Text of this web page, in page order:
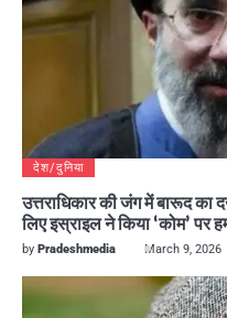
देश/दुनिया
उत्तराधिकार की जंग में बारूद
लिए इस्राइल ने किया ‘कोम’ पर
by Pradeshmedia March 9, 2026